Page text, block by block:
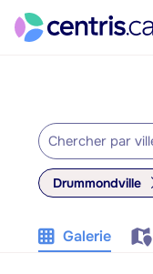
Drummondville
Galerie